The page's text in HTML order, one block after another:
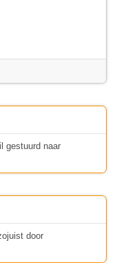
gestuurd naar
door